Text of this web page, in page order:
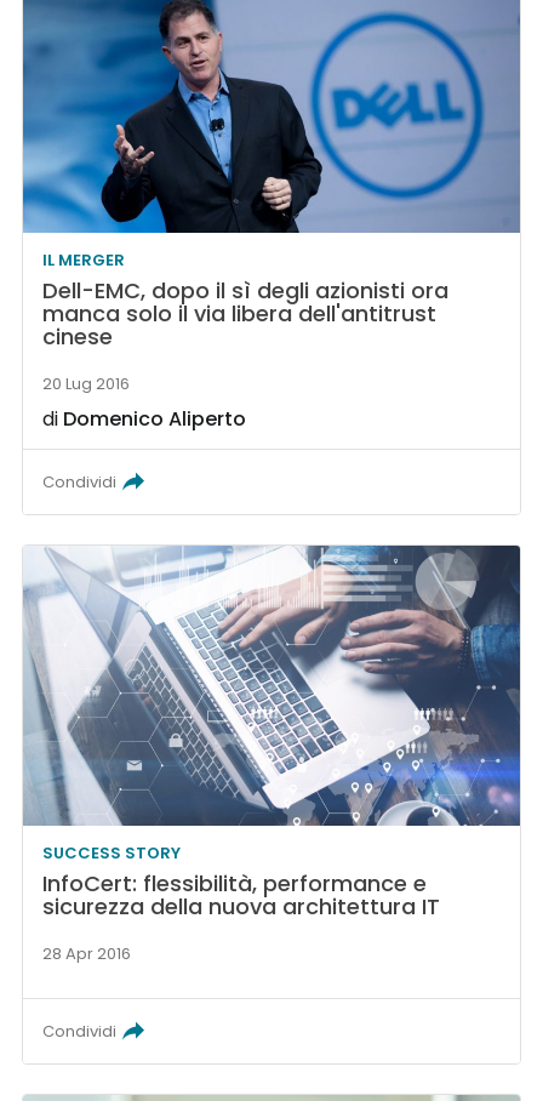
IL MERGER
Dell-EMC, dopo il sì degli azionisti ora
manca solo il via libera dell'antitrust
cinese
20 Lug 2016
di Domenico Aliperto
Condividi
SUCCESS STORY
InfoCert: flessibilità, performance e
sicurezza della nuova architettura IT
28 Apr 2016
Condividi